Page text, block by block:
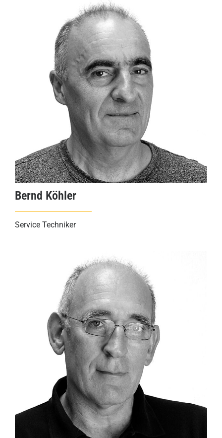
Bernd Köhler
Service Techniker